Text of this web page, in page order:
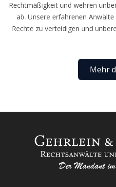
Rechtmäßigkeit und wehren
ab. Unsere erfahrenen
Rechte zu verteidigen und
Mehr